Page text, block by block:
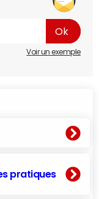
Voir un exemple
pratiques